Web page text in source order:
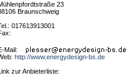
23
Braunschweig
017613913001
Mail:
http://www.energydesign-bs.de
zur Anbieterliste: